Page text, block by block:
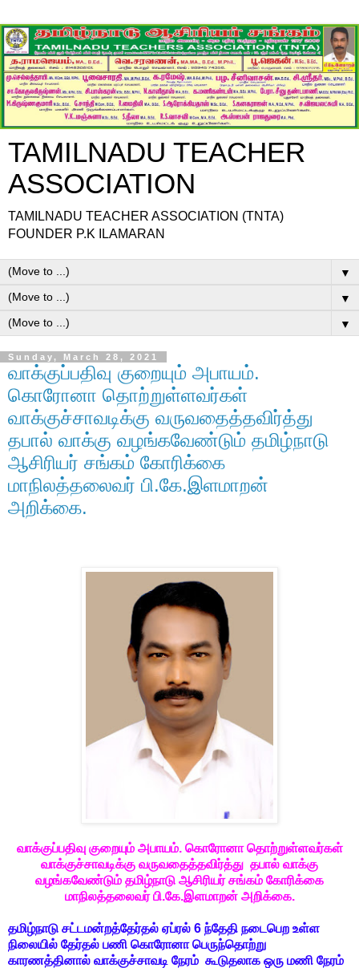
TAMILNADU TEACHER
ASSOCIATION
TAMILNADU TEACHER ASSOCIATION (TNTA)
FOUNDER P.K ILAMARAN
▼
▼
▼
Sunday, March 28, 2021
வாக்குப்பதிவு குறையும் அபாயம்.
கொரோனா தொற்றுள்ளவர்கள்
வாக்குச்சாவடிக்கு வருவதைத்தவிர்த்து
தபால் வாக்கு வழங்கவேண்டும் தமிழ்நாடு
ஆசிரியர் சங்கம் கோரிக்கை
மாநிலத்தலைவர் பி.கே.இளமாறன்
அறிக்கை.
வாக்குப்பதிவு குறையும் அபாயம். கொரோனா தொற்றுள்ளவர்கள்
வாக்குச்சாவடிக்கு வருவதைத்தவிர்த்து தபால் வாக்கு
வழங்கவேண்டும் தமிழ்நாடு ஆசிரியர் சங்கம் கோரிக்கை
மாநிலத்தலைவர் பி.கே.இளமாறன் அறிக்கை.
தமிழ்நாடு சட்டமன்றத்தேர்தல் ஏப்ரல் 6 ந்தேதி நடைபெற உள்ள
நிலையில் தேர்தல் பணி கொரோனா பெருந்தொற்று
காரணத்தினால் வாக்குச்சாவடி நேரம் கூடுதலாக ஒரு மணி நேரம்